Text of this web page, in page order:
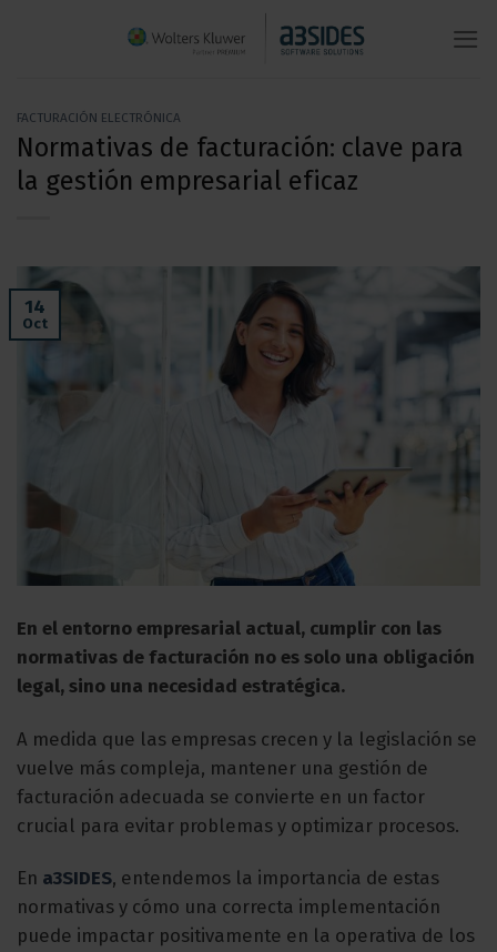
FACTURACIÓN ELECTRÓNICA
Normativas de facturación: clave para
la gestión empresarial eficaz
14
Oct
En el entorno empresarial actual, cumplir con las
normativas de facturación no es solo una obligación
legal, sino una necesidad estratégica.
A medida que las empresas crecen y la legislación se
vuelve más compleja, mantener una gestión de
facturación adecuada se convierte en un factor
crucial para evitar problemas y optimizar procesos.
En a3SIDES, entendemos la importancia de estas
normativas y cómo una correcta implementación
puede impactar positivamente en la operativa de los